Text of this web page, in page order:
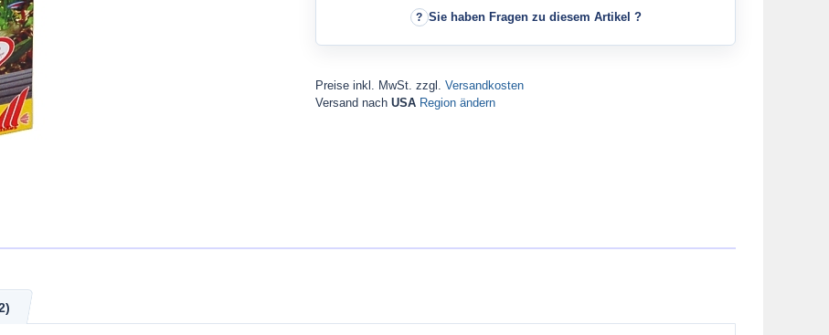
Sie haben Fragen zu diesem Artikel ?
Preise inkl. MwSt. zzgl. Versandkosten
Versand nach USA Region ändern